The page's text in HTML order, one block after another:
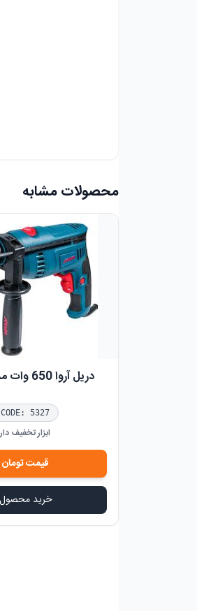
محصولات مشابه
دریل آروا 650 وات مدل 5327
CODE: 5327
ابزار تخفیف دار
قیمتتومان
خرید محصول